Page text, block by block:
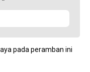
pada peramban ini